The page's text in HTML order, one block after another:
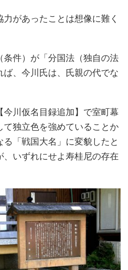
があったことは想像に難く
条件）が「分国法（独自の法
、今川氏は、氏親の代でな
今川仮名目録追加】で室町幕
て独立色を強めていることか
る「戦国大名」に変貌したと
、いずれにせよ寿桂尼の存在